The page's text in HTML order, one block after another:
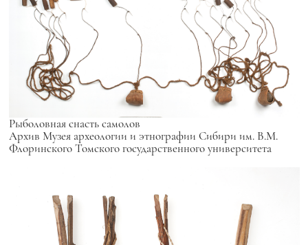
Рыболовная снасть самолов
Архив Музея археологии и этнографии Сибири им. В.М.
Флоринского Томского государственного университета